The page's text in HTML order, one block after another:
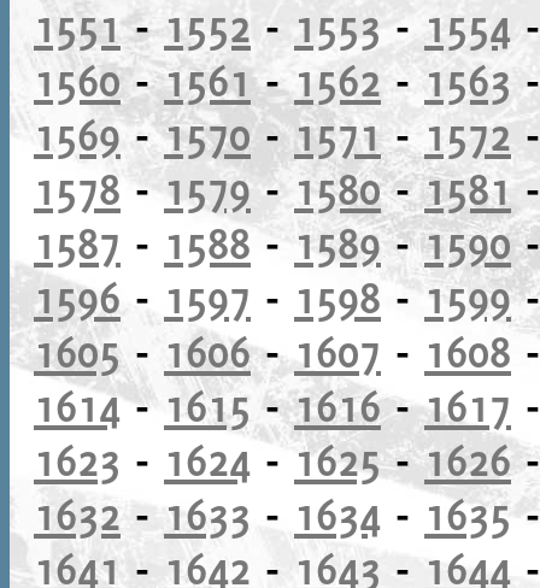
1551-1552 - 1553- 1554
1560-1561-1562-1563
1569-1570-1571- 1572
1578-1579- 1580-1581
1587 - 1588 -1589-1590
1596- 1597 - 1598 - 1599
1605- 1606-1607 - 1608
1614- 1615 -1616-1617
1623 - 1624 - 1625-1626
1632-1633 - 1634 - 1635
1641- 1642 - 1643 - 1644